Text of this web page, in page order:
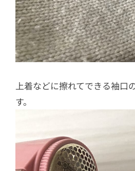
上着などに擦れてできる袖口
す。